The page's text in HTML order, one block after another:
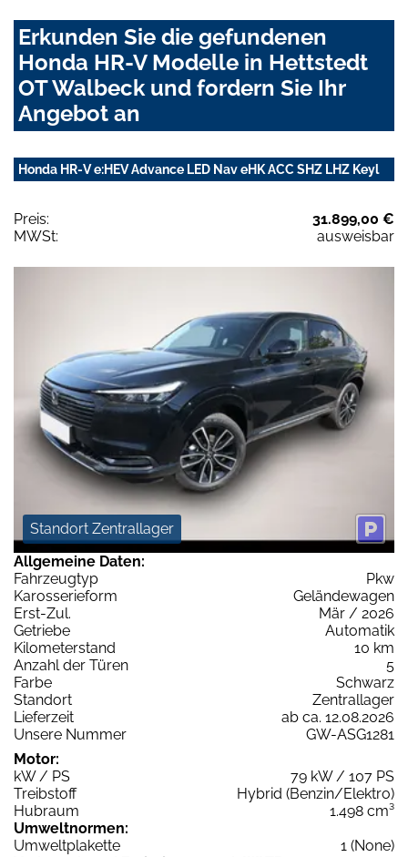
Erkunden Sie die gefundenen
Honda HR-V Modelle in Hettstedt
OT Walbeck und fordern Sie Ihr
Angebot an
Honda HR-V e:HEV Advance LED Nav eHK ACC SHZ LHZ Keyl
Preis:
31.899,00 €
MWSt:
ausweisbar
Standort Zentrallager
Allgemeine Daten:
Fahrzeugtyp
Pkw
Karosserieform
Geländewagen
Erst-Zul.
Mär / 2026
Getriebe
Automatik
Kilometerstand
10 km
Anzahl der Türen
5
Farbe
Schwarz
Standort
Zentrallager
Lieferzeit
ab ca. 12.08.2026
Unsere Nummer
GW-ASG1281
Motor:
kW / PS
79 kW / 107 PS
Treibstoff
Hybrid (Benzin/Elektro)
Hubraum
1.498 cm³
Umweltnormen:
Umweltplakette
1 (None)